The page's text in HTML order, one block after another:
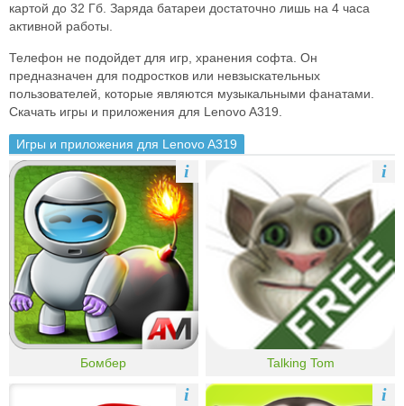
картой до 32 Гб. Заряда батареи достаточно лишь на 4 часа
активной работы.
Телефон не подойдет для игр, хранения софта. Он
предназначен для подростков или невзыскательных
пользователей, которые являются музыкальными фанатами.
Скачать игры и приложения для Lenovo A319.
Игры и приложения для Lenovo A319
Бомбер
i
Talking Tom
i
i i